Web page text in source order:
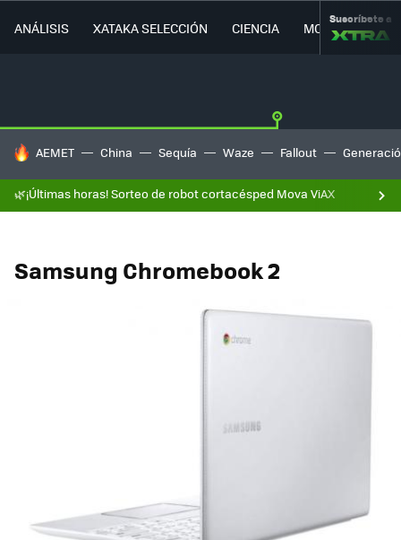
ANÁLISIS XATAKA SELECCIÓN CIENCIA MOVILIDAD
Suscríbete a
HOY SE HABLA DE
AEMET China Sequía Waze Fallout
🌿¡Últimas horas! Sorteo de robot cortacésped Mova ViAX
Samsung Chromebook 2